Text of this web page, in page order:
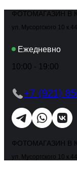
ФОТОМАГАЗИН В
ул. Мусоргского 10
Ежедневно
10:00 - 19:00
+7 (921)
ФОТОМАГАЗИН В
ул. Мусоргского 10